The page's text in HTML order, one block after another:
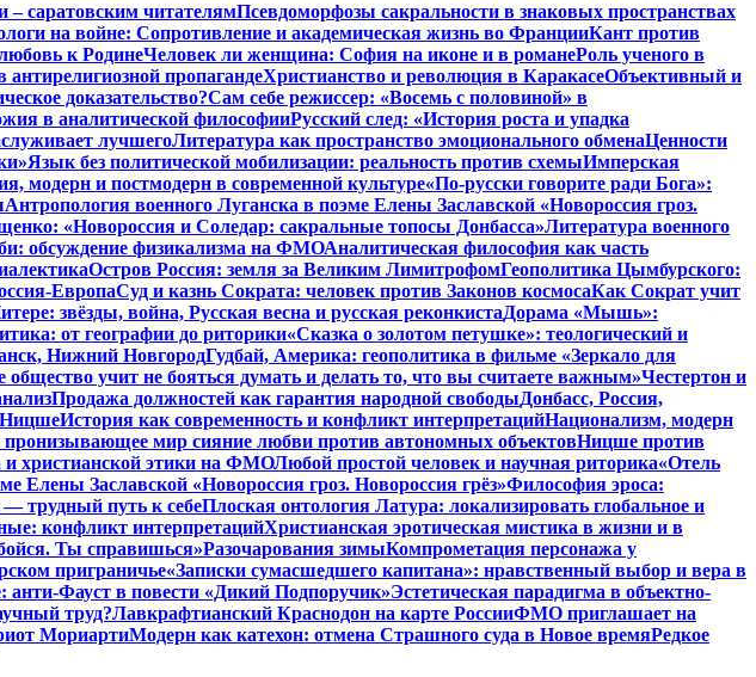
– саратовским читателямПсевдоморфозы сакральности в знаковых пространствах
на войне: Сопротивление и академическая жизнь во ФранцииКант против
к РодинеЧеловек ли женщина: София на иконе и в романеРоль ученого в
пропагандеХристианство и революция в КаракасеОбъективный и
доказательство?Сам себе режиссер: «Восемь с половиной» в
в аналитической философииРусский след: «История роста и упадка
лучшегоЛитература как пространство эмоционального обменаЦенности
Язык без политической мобилизации: реальность против схемыИмперская
модерн и постмодерн в современной культуре«По-русски говорите ради Бога»:
Антропология военного Луганска в поэме Елены Заславской «Новороссия гроз.
«Новороссия и Соледар: сакральные топосы Донбасса»Литература военного
обсуждение физикализма на ФМОАналитическая философия как часть
Остров Россия: земля за Великим ЛимитрофомГеополитика Цымбурского:
ЕвропаСуд и казнь Сократа: человек против Законов космосаКак Сократ учит
звёзды, война, Русская весна и русская реконкистаДорама «Мышь»:
от географии до риторики«Сказка о золотом петушке»: теологический и
Нижний НовгородГудбай, Америка: геополитика в фильме «Зеркало для
учит не бояться думать и делать то, что вы считаете важным»Честертон и
Продажа должностей как гарантия народной свободыДонбасс, Россия,
История как современность и конфликт интерпретацийНационализм, модерн
мир сияние любви против автономных объектовНицше против
христианской этики на ФМОЛюбой простой человек и научная риторика«Отель
Елены Заславской «Новороссия гроз. Новороссия грёз»Философия эроса:
трудный путь к себеПлоская онтология Латура: локализировать глобальное и
конфликт интерпретацийХристианская эротическая мистика в жизни и в
Ты справишься»Разочарования зимыКомпрометация персонажа у
приграничье«Записки сумасшедшего капитана»: нравственный выбор и вера в
анти-Фауст в повести «Дикий Подпоручик»Эстетическая парадигма в объектно-
труд?Лавкрафтианский Краснодон на карте РоссииФМО приглашает на
МориартиМодерн как катехон: отмена Страшного суда в Новое времяРедкое